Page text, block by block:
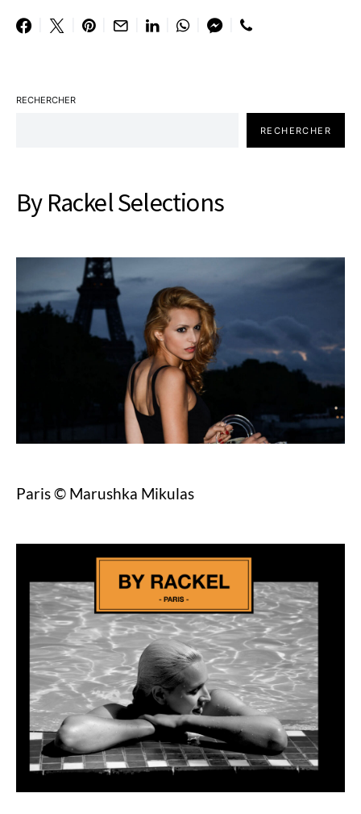
RECHERCHER
RECHERCHER
By Rackel Selections
Paris © Marushka Mikulas